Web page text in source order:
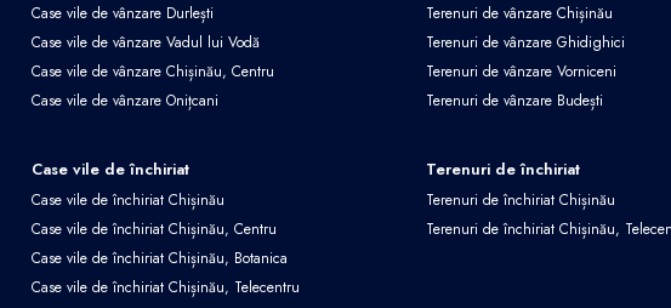
Case vile de vânzare Durlești
Case vile de vânzare Vadul lui Vodă
Case vile de vânzare Chișinău, Centru
Case vile de vânzare Onițcani
Terenuri de vânzare Chișinău
Terenuri de vânzare Ghidighici
Terenuri de vânzare Vorniceni
Terenuri de vânzare Budești
Case vile de închiriat
Case vile de închiriat Chișinău
Case vile de închiriat Chișinău, Centru
Case vile de închiriat Chișinău, Botanica
Case vile de închiriat Chișinău, Telecentru
Terenuri de închiriat
Terenuri de închiriat Chișinău
Terenuri de închiriat Chișinău,